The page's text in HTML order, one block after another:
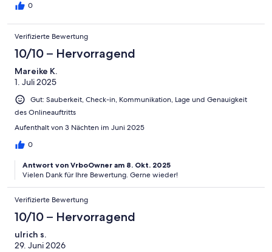
0
Verifizierte Bewertung
10/10 – Hervorragend
Mareike K.
1. Juli 2025
Gut: Sauberkeit, Check-in, Kommunikation, Lage und Genauigkeit
des Onlineauftritts
Aufenthalt von 3 Nächten im Juni 2025
0
Antwort von VrboOwner am 8. Okt. 2025
Vielen Dank für Ihre Bewertung. Gerne wieder!
Verifizierte Bewertung
10/10 – Hervorragend
ulrich s.
29. Juni 2026